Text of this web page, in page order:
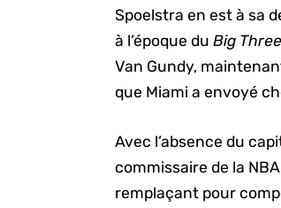
Spoelstra en est à sa
à l’époque duBig Three
Van Gundy,
que Miami a envoyé
Avec l’absence du
commissaire de la
remplaçant pour